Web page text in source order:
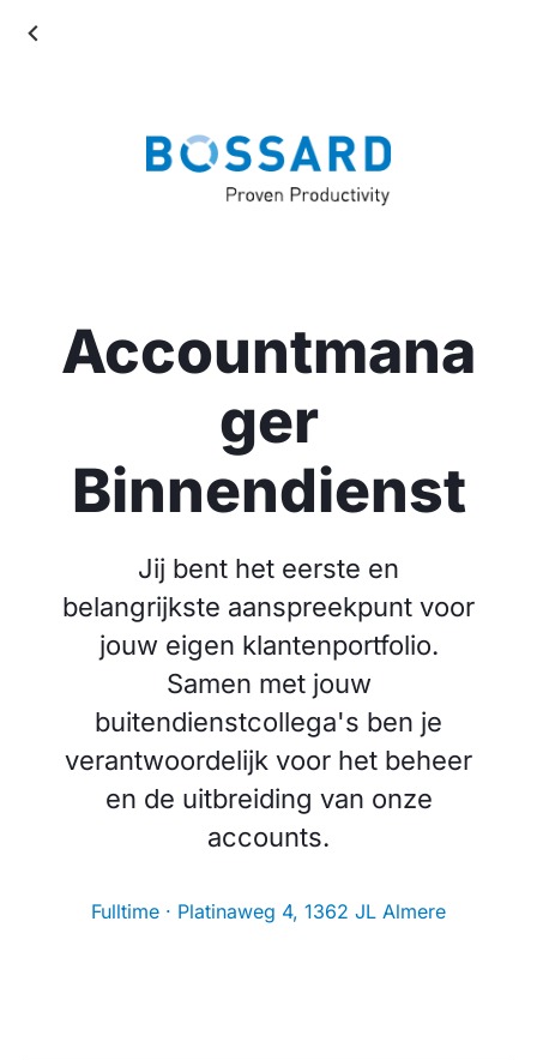
Accountmana
ger
Binnendienst
Jij bent het eerste en
belangrijkste aanspreekpunt voor
jouw eigen klantenportfolio.
Samen met jouw
buitendienstcollega's ben je
verantwoordelijk voor het beheer
en de uitbreiding van onze
accounts.
Fulltime · Platinaweg 4, 1362 JL Almere